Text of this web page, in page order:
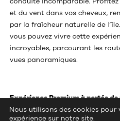
et du vent dans vos cheveux,
par la fraîcheur naturelle de
vous pouvez vivre cette
incroyables, parcourant les
vues panoramiques.
Expérience Premium à portée de
voiture décapotable parfaite de
Nous utilisons des cookies
expérience sur notre site.